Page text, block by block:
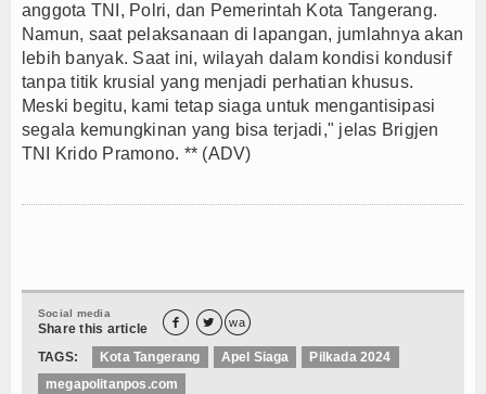
anggota TNI, Polri, dan Pemerintah Kota Tangerang.
Namun, saat pelaksanaan di lapangan, jumlahnya akan
lebih banyak. Saat ini, wilayah dalam kondisi kondusif
tanpa titik krusial yang menjadi perhatian khusus.
Meski begitu, kami tetap siaga untuk mengantisipasi
segala kemungkinan yang bisa terjadi," jelas Brigjen
TNI Krido Pramono. ** (ADV)
Social media
Share this article   wa
TAGS: Kota Tangerang Apel Siaga
Pilkada 2024
megapolitanpos.com